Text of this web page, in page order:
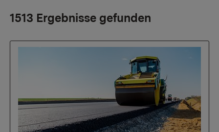
1513 Ergebnisse gefunden